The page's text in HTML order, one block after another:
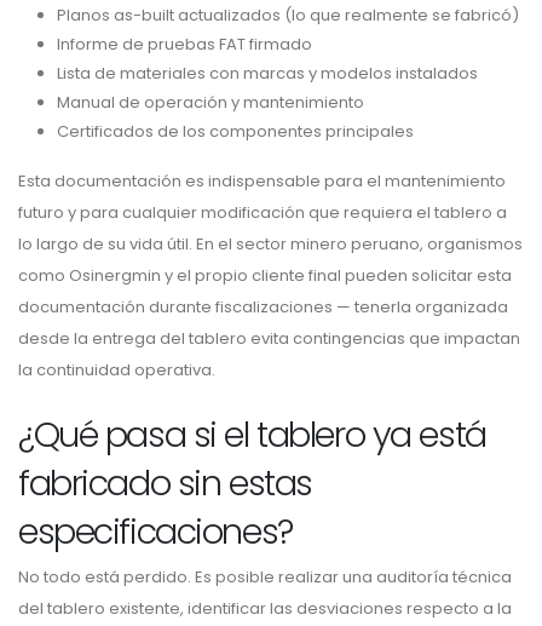
Planos as-built actualizados (lo que realmente se fabricó)
Informe de pruebas FAT firmado
Lista de materiales con marcas y modelos instalados
Manual de operación y mantenimiento
Certificados de los componentes principales
Esta documentación es indispensable para el mantenimiento
futuro y para cualquier modificación que requiera el tablero a
lo largo de su vida útil. En el sector minero peruano, organismos
como Osinergmin y el propio cliente final pueden solicitar esta
documentación durante fiscalizaciones — tenerla organizada
desde la entrega del tablero evita contingencias que impactan
la continuidad operativa.
¿Qué pasa si el tablero ya está
fabricado sin estas
especificaciones?
No todo está perdido. Es posible realizar una auditoría técnica
del tablero existente, identificar las desviaciones respecto a la